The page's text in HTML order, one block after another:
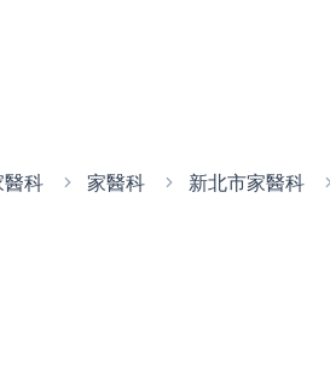
醫科 家醫科 新北市家醫科